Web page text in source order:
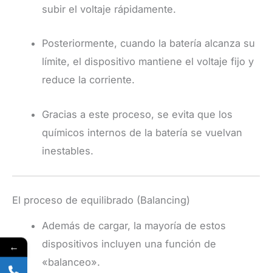
subir el voltaje rápidamente.
Posteriormente, cuando la batería alcanza su
límite, el dispositivo mantiene el voltaje fijo y
reduce la corriente.
Gracias a este proceso, se evita que los
químicos internos de la batería se vuelvan
inestables.
El proceso de equilibrado (Balancing)
Además de cargar, la mayoría de estos
dispositivos incluyen una función de
«balanceo».
←